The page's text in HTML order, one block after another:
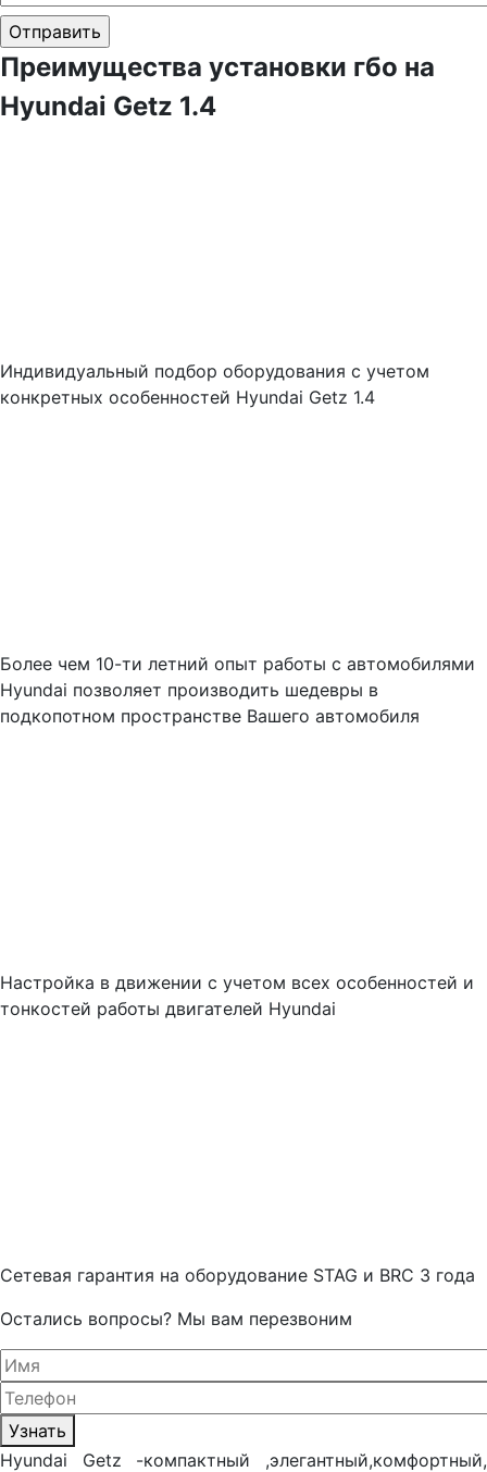
Преимущества установки гбо на
Hyundai Getz 1.4
Индивидуальный подбор оборудования с учетом
конкретных особенностей Hyundai Getz 1.4
Более чем 10-ти летний опыт работы с автомобилями
Hyundai позволяет производить шедевры в
подкопотном пространстве Вашего автомобиля
Настройка в движении с учетом всех особенностей и
тонкостей работы двигателей Hyundai
Cетевая гарантия на оборудование STAG и BRC 3 года
Остались вопросы? Мы вам перезвоним
Узнать
Hyundai Getz -компактный ,элегантный,комфортный,